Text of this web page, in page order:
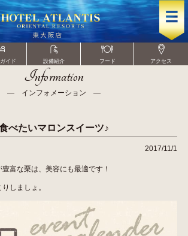
イド 設備紹介 フード アクセス
Information
― インフォメーション ―
べたいマロンスイーツ♪
2017/11/1
富な栗は、美容にも最適です！
しましょ。